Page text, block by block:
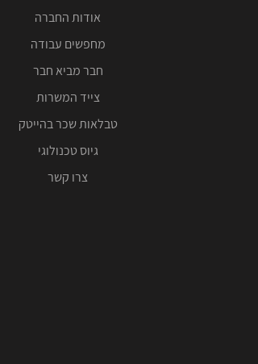
אודות החברה
מחפשים עבודה
חבר מביא חבר
צייד המשרות
טבלאות שכר בהייטק
גיוס טכנולוגי
צרו קשר